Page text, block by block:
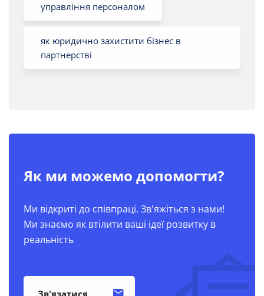
управління персоналом
як юридично захистити бізнес в
партнерстві
Як ми можемо допомогти?
Ми відкриті до співпраці. Зв'яжіться з нами!
Ми знаємо як втілити ваші ідеї розвитку в
реальність